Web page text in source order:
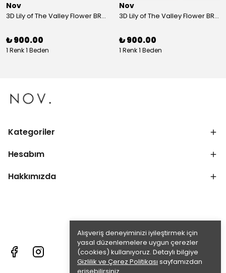
Alışveriş deneyiminizi iyileştirmek için
yasal düzenlemelere uygun çerezler
(cookies) kullanıyoruz. Detaylı bilgiye
Gizlilik ve Çerez Politikası sayfamızdan
Nov
3D Lily of The Valley Flower BRACELET G
₺ 900.00
1 Renk 1 Beden
Nov
3D Lily of The Valley Flower BRACELET S
₺ 900.00
1 Renk 1 Beden
Kategoriler
Hesabım
Hakkımızda